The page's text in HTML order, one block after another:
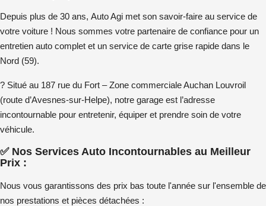
Depuis plus de 30 ans, Auto Agi met son savoir-faire au service de
votre voiture ! Nous sommes votre partenaire de confiance pour un
entretien auto complet et un service de carte grise rapide dans le
Nord (59).
? Situé au 187 rue du Fort – Zone commerciale Auchan Louvroil
(route d’Avesnes-sur-Helpe), notre garage est l’adresse
incontournable pour entretenir, équiper et prendre soin de votre
véhicule.
✅ Nos Services Auto Incontournables au Meilleur
Prix :
Nous vous garantissons des prix bas toute l'année sur l'ensemble de
nos prestations et pièces détachées :